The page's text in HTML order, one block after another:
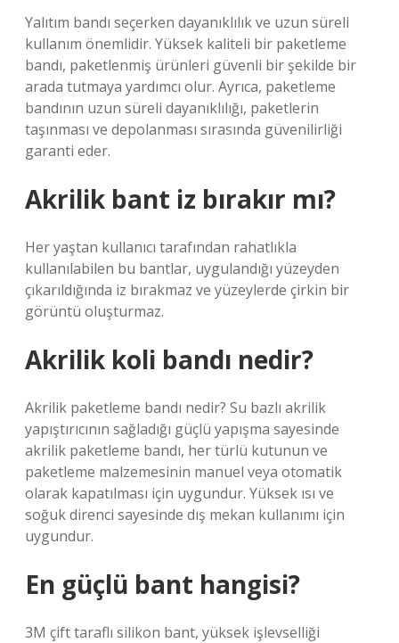
Yalıtım bandı seçerken dayanıklılık ve uzun süreli
kullanım önemlidir. Yüksek kaliteli bir paketleme
bandı, paketlenmiş ürünleri güvenli bir şekilde bir
arada tutmaya yardımcı olur. Ayrıca, paketleme
bandının uzun süreli dayanıklılığı, paketlerin
taşınması ve depolanması sırasında güvenilirliği
garanti eder.
Akrilik bant iz bırakır mı?
Her yaştan kullanıcı tarafından rahatlıkla
kullanılabilen bu bantlar, uygulandığı yüzeyden
çıkarıldığında iz bırakmaz ve yüzeylerde çirkin bir
görüntü oluşturmaz.
Akrilik koli bandı nedir?
Akrilik paketleme bandı nedir? Su bazlı akrilik
yapıştırıcının sağladığı güçlü yapışma sayesinde
akrilik paketleme bandı, her türlü kutunun ve
paketleme malzemesinin manuel veya otomatik
olarak kapatılması için uygundur. Yüksek ısı ve
soğuk direnci sayesinde dış mekan kullanımı için
uygundur.
En güçlü bant hangisi?
3M çift taraflı silikon bant, yüksek işlevselliği